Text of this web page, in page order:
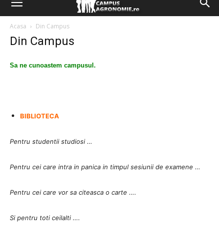
Acasa Din Campus
Din Campus
Sa ne cunoastem campusul.
BIBLIOTECA
Pentru studentii studiosi …
Pentru cei care intra in panica in timpul sesiunii de examene …
Pentru cei care vor sa citeasca o carte ….
Si pentru toti ceilalti ….